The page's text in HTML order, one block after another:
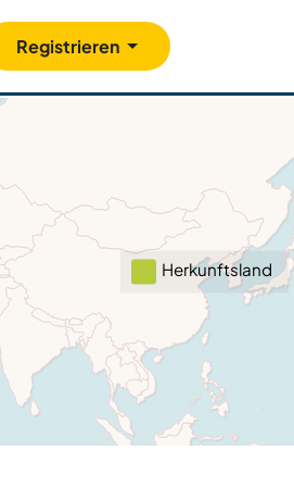
Registrieren
Gutes tun
Herkunftsland